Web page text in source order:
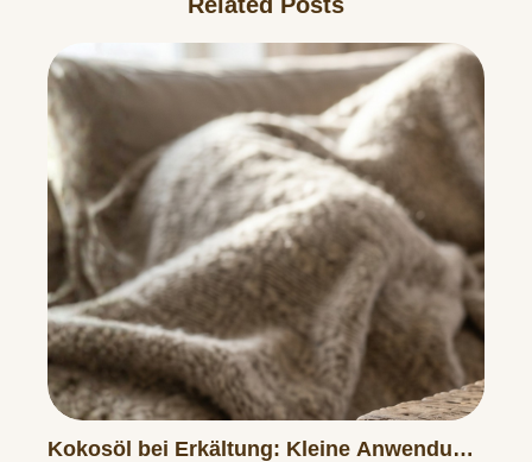
Kokosöl bei Erkältung: Kleine Anwendung,